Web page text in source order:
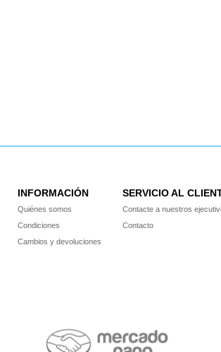
INFORMACIÓN
Quiénes somos
Condiciones
Cambios y devoluciones
SERVICIO AL
Contacte a nuestros
Contacto